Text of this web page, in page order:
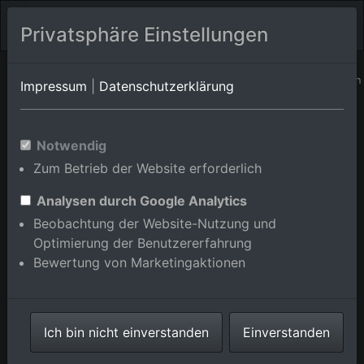
Weissach/Cottenweiler
Baden-Württemberg Weissach/Unterweissach
Luftbildalbum von Weissach im
Tal in Baden-Württemberg,
Deutschland
⇗ Benachbarte Orte
Privatsphäre Einstellungen
Impressum Datenschutzerklärung
Notwendig
Zum Betrieb der Website erforderlich
Analysen durch Google Analytics
Beobachtung der Website-Nutzung und
Optimierung der Benutzererfahrung
Bewertung von Marketingaktionen
Ich bin nicht einverstanden Einverstanden